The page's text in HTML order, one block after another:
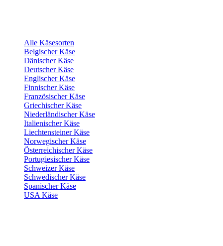
Alle Käsesorten
Belgischer Käse
Dänischer Käse
Deutscher Käse
Englischer Käse
Finnischer Käse
Französischer Käse
Griechischer Käse
Niederländischer Käse
Italienischer Käse
Liechtensteiner Käse
Norwegischer Käse
Österreichischer Käse
Portugiesischer Käse
Schweizer Käse
Schwedischer Käse
Spanischer Käse
USA Käse